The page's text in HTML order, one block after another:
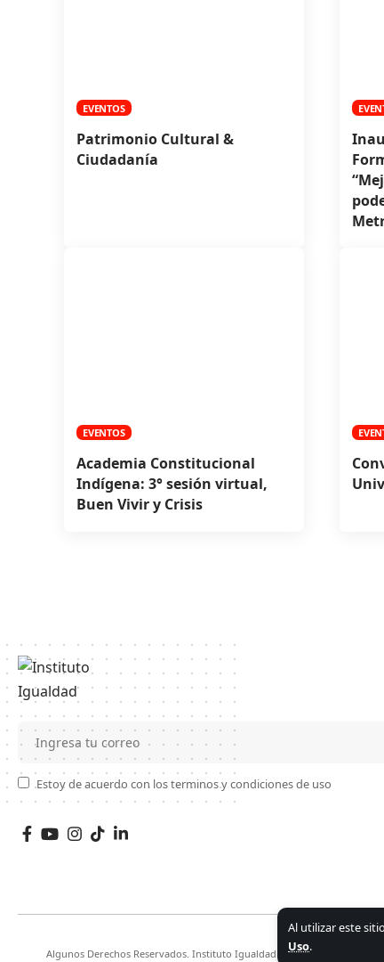
Al utilizar este
Uso.
EVENTOS
Patrimonio Cultural &
Ciudadanía
EVENTOS
Academia Constitucional
Indígena: 3° sesión virtual,
Buen Vivir y Crisis
Estoy de acuerdo con los terminos y condiciones de uso
Algunos Derechos Reservados. Instituto Igualdad 2026.